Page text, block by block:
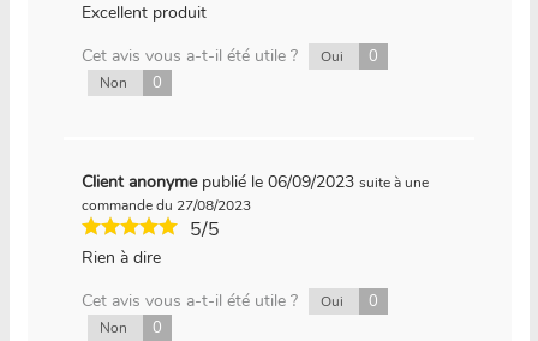
Excellent produit
Cet avis vous a-t-il été utile ?
Oui 0
Non 0
Client anonyme publié le 06/09/2023 suite à une
commande du 27/08/2023
5/5
Rien à dire
Cet avis vous a-t-il été utile ?
Oui 0
Non 0